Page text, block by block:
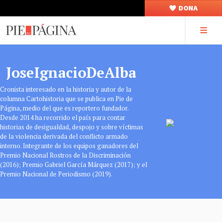
DONA
JoseIgnacioDeAlba
Cronista interesado en la historia y autor de la
columna Cartohistoria que se publica en Pie de
Página, medio del que es reportero fundador.
Desde 2014 ha recorrido el país para contar
historias de desigualdad, despojo y sobre víctimas
de la violencia derivada del conflicto armado
interno. Integrante de los equipos ganadores del
Premio Nacional Rostros de la Discriminación
(2016); Premio Gabriel García Márquez (2017); y el
Premio Nacional de Periodismo (2019).